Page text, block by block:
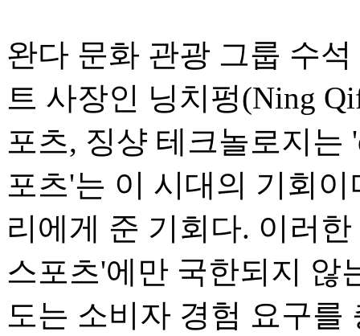
완다 문화 관광 그룹 수
트 사장인 닝치펑(Ning
포츠, 징샹 테크놀로지는
포츠'는 이 시대의 기회
리에게 준 기회다. 이러
스포츠'에만 국한되지 않
도는 소비자 경험 요구